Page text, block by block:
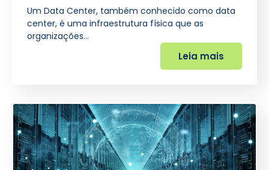
Um Data Center, também conhecido como data
center, é uma infraestrutura física que as
organizações…
Leia mais